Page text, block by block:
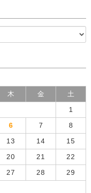
木 金 土
1
6 7 8
13 14 15
20 21 22
27 28 29